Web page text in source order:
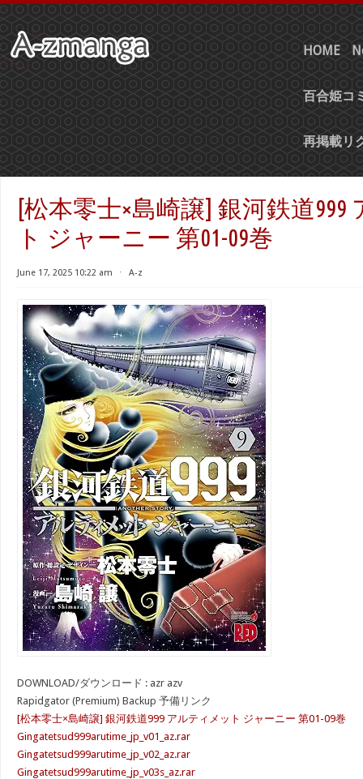
HOME
百合姫コ
再掲載リ
[松本零士×島崎譲] 銀河鉄道999
ト ジャーニー 第01-09巻
June 17, 2025 10:22 am ⋅ A-z
DOWNLOAD/ダウンロード : azr azv
Rapidgator (Premium) Backup 予備リンク
[松本零士×島崎譲] 銀河鉄道999 アルティメット ジャーニー 第01-09巻
Gingatetsud999arutime_jp_v01_az.rar
Gingatetsud999arutime_jp_v02_az.rar
Gingatetsud999arutime_jp_v03s_az.rar